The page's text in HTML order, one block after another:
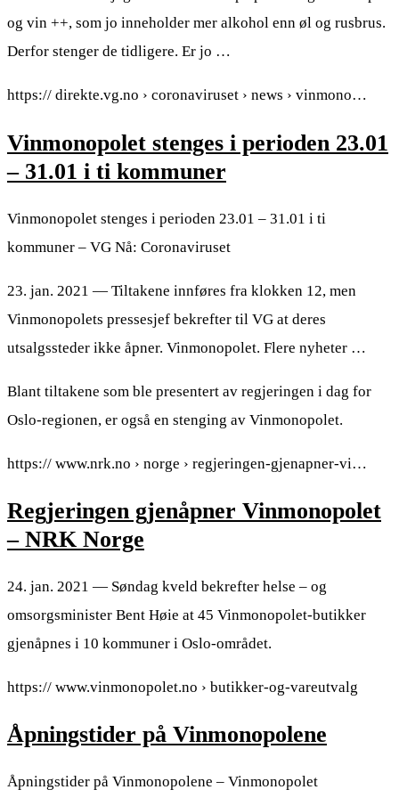
og vin ++, som jo inneholder mer alkohol enn øl og rusbrus.
Derfor stenger de tidligere. Er jo …
https:// direkte.vg.no › coronaviruset › news › vinmono…
Vinmonopolet stenges i perioden 23.01
– 31.01 i ti kommuner
Vinmonopolet stenges i perioden 23.01 – 31.01 i ti
kommuner – VG Nå: Coronaviruset
23. jan. 2021 — Tiltakene innføres fra klokken 12, men
Vinmonopolets pressesjef bekrefter til VG at deres
utsalgssteder ikke åpner. Vinmonopolet. Flere nyheter …
Blant tiltakene som ble presentert av regjeringen i dag for
Oslo-regionen, er også en stenging av Vinmonopolet.
https:// www.nrk.no › norge › regjeringen-gjenapner-vi…
Regjeringen gjenåpner Vinmonopolet
– NRK Norge
24. jan. 2021 — Søndag kveld bekrefter helse – og
omsorgsminister Bent Høie at 45 Vinmonopolet-butikker
gjenåpnes i 10 kommuner i Oslo-området.
https:// www.vinmonopolet.no › butikker-og-vareutvalg
Åpningstider på Vinmonopolene
Åpningstider på Vinmonopolene – Vinmonopolet